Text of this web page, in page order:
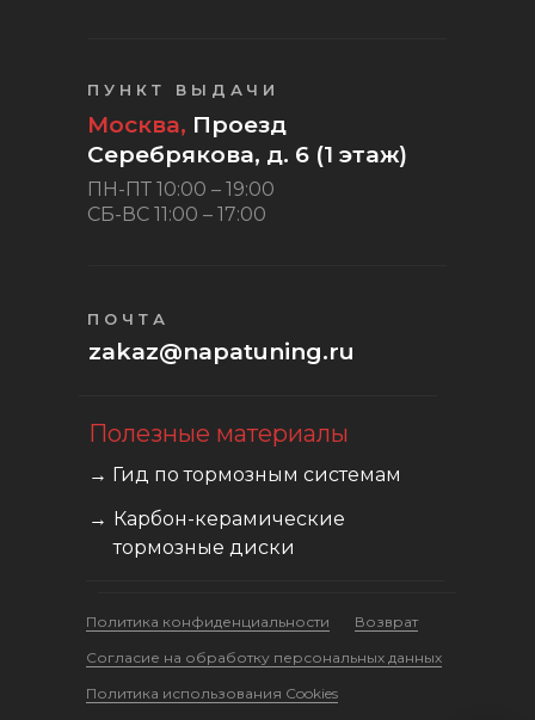
zakaz@napatuning.ru
ПОЧТА
Политика конфиденциальности
Возврат
Cогласие на обработку персональных данных
Политика использования Cookies
Москва, Проезд
Серебрякова, д. 6 (1 этаж)
ПУНКТ ВЫДАЧИ
ПН-ПТ 10:00 – 19:00
СБ-ВС 11:00 – 17:00
Полезные материалы
→ Гид по тормозным системам
Карбон-керамические
тормозные диски
→